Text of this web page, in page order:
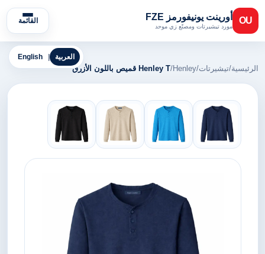
OU أورينت يونيفورمز FZE
مورد تيشيرتات ومصنّع زي موحد
القائمة
English العربية
الرئيسية/تيشيرتات/
Henley
/Henley T قميص باللون الأزرق